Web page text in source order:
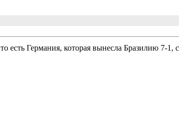
то есть Германия, которая вынесла Бразилию 7-1,